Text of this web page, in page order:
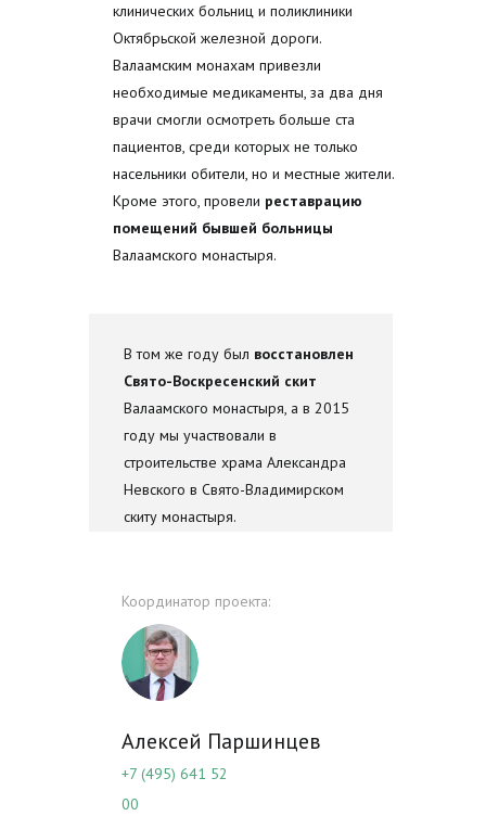
В том же году был восстановлен
Свято-Воскресенский скит
Валаамского монастыря, а в 2015
году мы участвовали в
строительстве храма Александра
Невского в Свято-Владимирском
скиту монастыря.
клинических больниц и поликлиники
Октябрьской железной дороги.
Валаамским монахам привезли
необходимые медикаменты, за два дня
врачи смогли осмотреть больше ста
пациентов, среди которых не только
насельники обители, но и местные жители.
Кроме этого, провели реставрацию
помещений бывшей больницы
Валаамского монастыря.
+7 (495) 641 52
00
Алексей Паршинцев
Координатор проекта: